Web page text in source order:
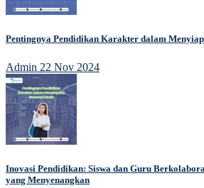
Pentingnya Pendidikan Karakter dalam
Admin 22 Nov 2024
Inovasi Pendidikan: Siswa dan Guru
yang Menyenangkan